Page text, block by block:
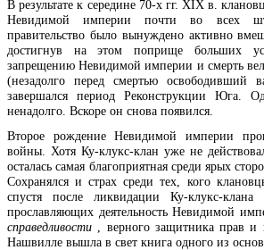
В результате к середине 70-х гг. XIX в.
Невидимой империи почти во всех
правительство было вынуждено активно
достигнув на этом поприще больших
запрещению Невидимой империи и смерть
(незадолго перед смертью освободивший
завершался период Реконструкции Юга.
ненадолго. Вскоре он снова появился.
Второе рождение Невидимой империи
войны. Хотя Ку-клукс-клан уже не
осталась самая благоприятная среди ярых
Сохранялся и страх среди тех, кого
спустя после ликвидации Ку-клукс-
прославляющих деятельность Невидимой
справедливости , верного защитника прав
Нашвилле вышла в свет книга одного из